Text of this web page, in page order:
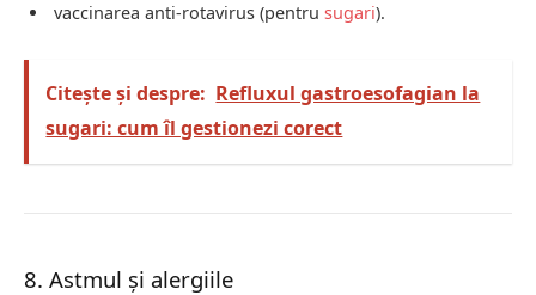
vaccinarea anti-rotavirus (pentru sugari).
Citește și despre: Refluxul gastroesofagian la
sugari: cum îl gestionezi corect
8. Astmul și alergiile